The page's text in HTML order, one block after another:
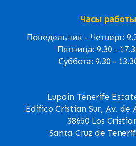
Часы работы
Понедельник - Четверг:
Пятница: 9.30 -
Суббота: 9.30 -
Lupain Tenerife
Edifico Cristian Sur, Av. de
38650 Los
Santa Cruz de